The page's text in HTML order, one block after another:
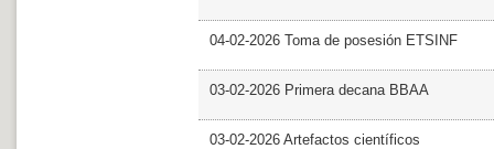
04-02-2026 Toma de posesión ETSINF
03-02-2026 Primera decana BBAA
03-02-2026 Artefactos científicos